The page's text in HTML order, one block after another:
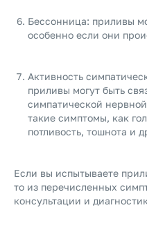
Бессонница: приливы
особенно если они
Активность
приливы могут быть
симпатической
такие симптомы, как
потливость, тошнота и
Если вы испытываете
то из перечисленных
консультации и